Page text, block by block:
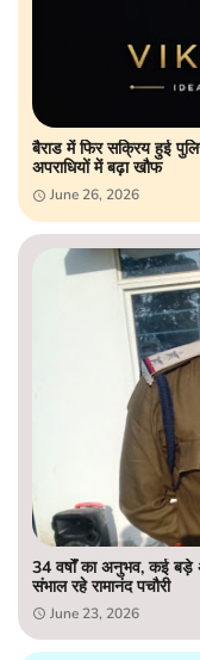
बैराड में फिर सक्रिय हुई
अपराधियों में बढ़ा खौफ
June 26, 2026
34 वर्षों का अनुभव, कई बड़े
संभाल रहे रामानंद पचौरी
June 23, 2026